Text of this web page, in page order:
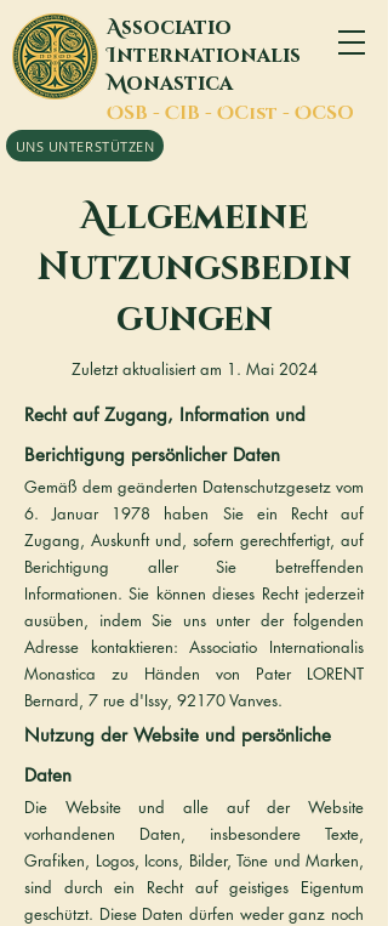
Associatio
Internationalis
Monastica
OSB - CIB - OCist - OCSO
UNS UNTERSTÜTZEN
Allgemeine
Nutzungsbedin
gungen
Zuletzt aktualisiert am 1. Mai 2024
Recht auf Zugang, Information und
Berichtigung persönlicher Daten
Gemäß dem geänderten Datenschutzgesetz vom
6. Januar 1978 haben Sie ein Recht auf
Zugang, Auskunft und, sofern gerechtfertigt, auf
Berichtigung aller Sie betreffenden
Informationen. Sie können dieses Recht jederzeit
ausüben, indem Sie uns unter der folgenden
Adresse kontaktieren: Associatio Internationalis
Monastica zu Händen von Pater LORENT
Bernard, 7 rue d'Issy, 92170 Vanves.
Nutzung der Website und persönliche
Daten
Die Website und alle auf der Website
vorhandenen Daten, insbesondere Texte,
Grafiken, Logos, Icons, Bilder, Töne und Marken,
sind durch ein Recht auf geistiges Eigentum
geschützt. Diese Daten dürfen weder ganz noch